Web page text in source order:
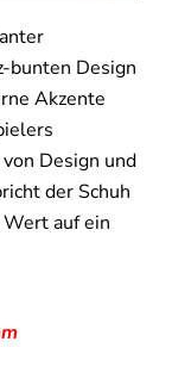
bunten Design
Akzente
Design und
der Schuh
auf ein